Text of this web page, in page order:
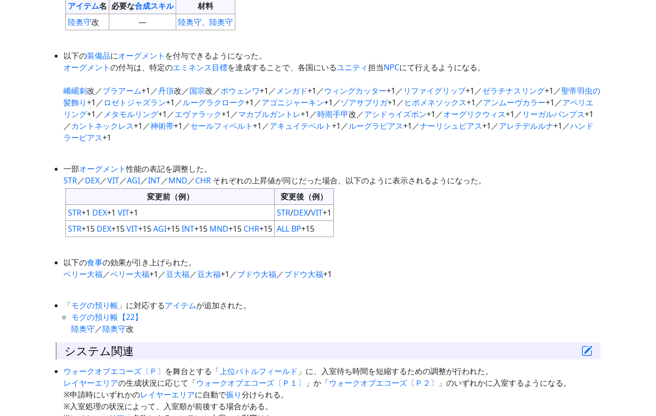
アイテム名 必要な合成スキル
材料
陸奥守改 — 陸奥守、 陸奥守
以下の装備品にオーグメント を付与できるようになった。
オーグメントの付与は、特定のエミネンス目標を達成することで、各国にいるユニティ担当NPCにて行えるようになる。
峨嵋刺改／ブラアーム+1／丹頂改／国宗改／ポウェンワ+1／メンガド+1／ウィングカッター+1／ リファイグリップ+1／ゼラチナスリング+1／聖帝羽虫の
髪飾り+1／ ロゼトジャズラン+1／ルーグラクローク+1／アゴニジャーキン+1／ゾアサブリガ+1／ ヒポメネソックス+1／アンムーヴカラー+1／アペリエ
リング+1／メタモルリング+1／エヴァラック+1／マカブルガントレ+1／時雨手甲改／アシドゥイズボン+1／オーグリクウィス+1／ リーガルパンプス+1
／カントネックレス+1／神術帯+1／セールフィベルト+1／アキュイテベルト+1／ルーグラピアス+1／ナーリシュピアス+1／アレテデルルナ+1／ハンド
ラーピアス+1
一部オーグメント性能の表記を調整した。
STR／DEX／VIT／AGI／INT／MND／CHR それぞれの上昇値が同じだった場合、以下のように表示されるようになった。
変更前（例）
変更後（例）
STR+1 DEX+1 VIT+1 STR/DEX/VIT+1
STR+15 DEX+15VIT+15AGI+15INT+15 MND+15 CHR+15 ALL BP+15
以下の食事の効果が引き上げられた。
ベリー大福／ベリー大福+1／豆大福／豆大福+1／ブドウ大福／ブドウ大福+1
「モグの預り帳 」に対応するアイテムが追加された。
モグの預り帳【22】
陸奥守／陸奥守改
システム関連
ウォークオブエコーズ〔Ｐ〕 を舞台とする「上位バトルフィールド 」に、入室待ち時間を短縮するための調整が行われた。
レイヤーエリアの生成状況に応じて「ウォークオブエコーズ〔Ｐ１〕 」か「ウォークオブエコーズ〔Ｐ２〕
」のいずれかに入室するようになる。
※申請時にいずれかのレイヤーエリアに自動で振り分けられる。
※入室処理の状況によって、入室順が前後する場合がある。